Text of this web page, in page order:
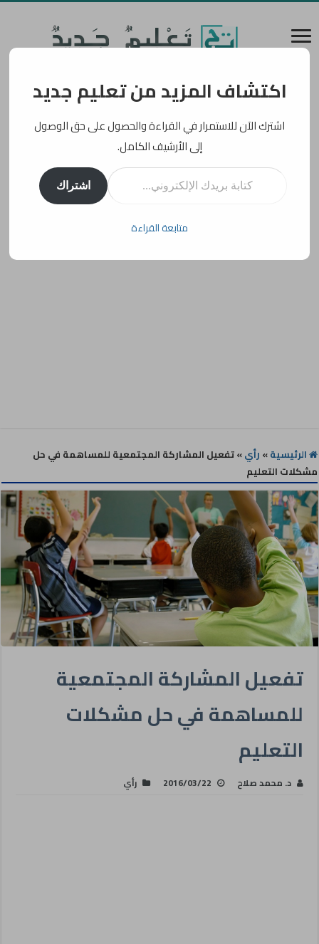
الرئيسية» رأي»تفعيل المشاركة المجتمعية للمساهمة في حل
مشكلات التعليم
تفعيل المشاركة المجتمعية
للمساهمة في حل مشكلات
التعليم
د. محمد صلاح 2016/03/22 رأي
اكتشاف المزيد من تعليم جديد
اشترك الآن للاستمرار في القراءة والحصول على حق الوصول
إلى الأرشيف الكامل.
كتابة بريدك الإلكتروني...
اشتراك
متابعة القراءة